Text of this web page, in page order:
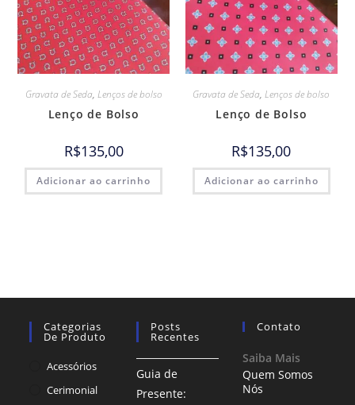
Gravata de Seda, Lenços de bolso
Lenço de Bolso
R$135,00
Adicionar ao carrinho
Gravata de Seda,Lenços de bolso
Lenço de Bolso
R$135,00
Adicionar ao carrinho
Categorias
De Produto
Acessórios
Cerimonial
Posts
Recentes
Guia de
Presente:
Contato
Saiba Mais
Quem Somos
Nós